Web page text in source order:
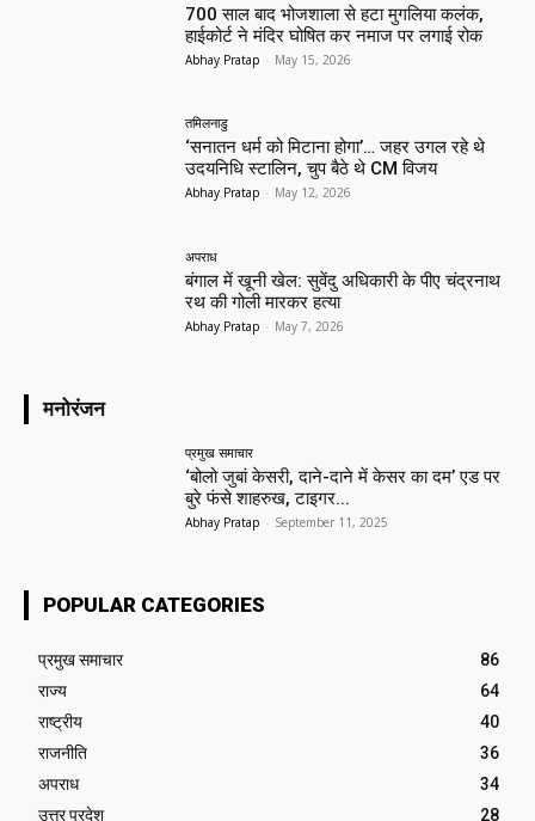
700 साल बाद भोजशाला से हटा मुगलिया कलंक,
हाईकोर्ट ने मंदिर घोषित कर नमाज पर लगाई रोक
Abhay Pratap - May 15, 2026
तमिलनाडु
‘सनातन धर्म को मिटाना होगा’… जहर उगल रहे थे
उदयनिधि स्टालिन, चुप बैठे थे CM विजय
Abhay Pratap - May 12, 2026
अपराध
बंगाल में खूनी खेल: सुवेंदु अधिकारी के पीए चंद्रनाथ
रथ की गोली मारकर हत्या
Abhay Pratap - May 7, 2026
मनोरंजन
प्रमुख समाचार‎
‘बोलो जुबां केसरी, दाने-दाने में केसर का दम’ एड पर
बुरे फंसे शाहरुख, टाइगर...
Abhay Pratap - September 11, 2025
POPULAR CATEGORIES
प्रमुख समाचार‎
86
राज्य
64
राष्ट्रीय
40
राजनीति
36
अपराध
34
उत्तर प्रदेश
28